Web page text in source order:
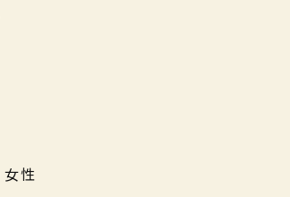
女性